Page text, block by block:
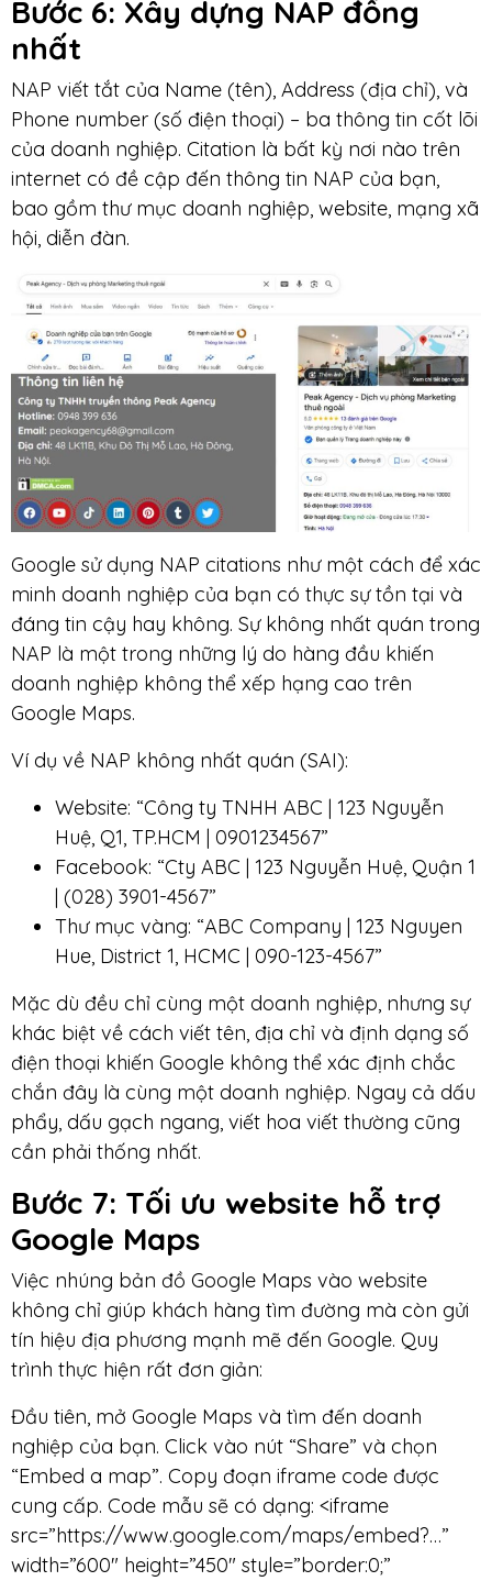
Bước 6: Xây dựng NAP đồng
nhất
NAP viết tắt của Name (tên), Address (địa chỉ), và
Phone number (số điện thoại) – ba thông tin cốt lõi
của doanh nghiệp. Citation là bất kỳ nơi nào trên
internet có đề cập đến thông tin NAP của bạn,
bao gồm thư mục doanh nghiệp, website, mạng xã
hội, diễn đàn.
Google sử dụng NAP citations như một cách để xác
minh doanh nghiệp của bạn có thực sự tồn tại và
đáng tin cậy hay không. Sự không nhất quán trong
NAP là một trong những lý do hàng đầu khiến
doanh nghiệp không thể xếp hạng cao trên
Google Maps.
Ví dụ về NAP không nhất quán (SAI):
Website: “Công ty TNHH ABC | 123 Nguyễn
Huệ, Q1, TP.HCM | 0901234567”
Facebook: “Cty ABC | 123 Nguyễn Huệ, Quận 1
| (028) 3901-4567”
Thư mục vàng: “ABC Company | 123 Nguyen
Hue, District 1, HCMC | 090-123-4567”
Mặc dù đều chỉ cùng một doanh nghiệp, nhưng sự
khác biệt về cách viết tên, địa chỉ và định dạng số
điện thoại khiến Google không thể xác định chắc
chắn đây là cùng một doanh nghiệp. Ngay cả dấu
phẩy, dấu gạch ngang, viết hoa viết thường cũng
cần phải thống nhất.
Bước 7: Tối ưu website hỗ trợ
Google Maps
Việc nhúng bản đồ Google Maps vào website
không chỉ giúp khách hàng tìm đường mà còn gửi
tín hiệu địa phương mạnh mẽ đến Google. Quy
trình thực hiện rất đơn giản:
Đầu tiên, mở Google Maps và tìm đến doanh
nghiệp của bạn. Click vào nút “Share” và chọn
“Embed a map”. Copy đoạn iframe code được
cung cấp. Code mẫu sẽ có dạng: <iframe
src=”https://www.google.com/maps/embed?…”
width=”600″ height=”450″ style=”border:0;”